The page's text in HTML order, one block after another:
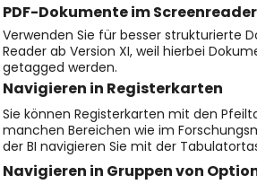
PDF-Dokumente im Screenreader
Verwenden Sie für besser strukturierte
Reader ab Version XI, weil hierbei
getagged werden.
Navigieren in Registerkarten
Sie können Registerkarten mit den
manchen Bereichen wie im
der BI navigieren Sie mit der
Navigieren in Gruppen von